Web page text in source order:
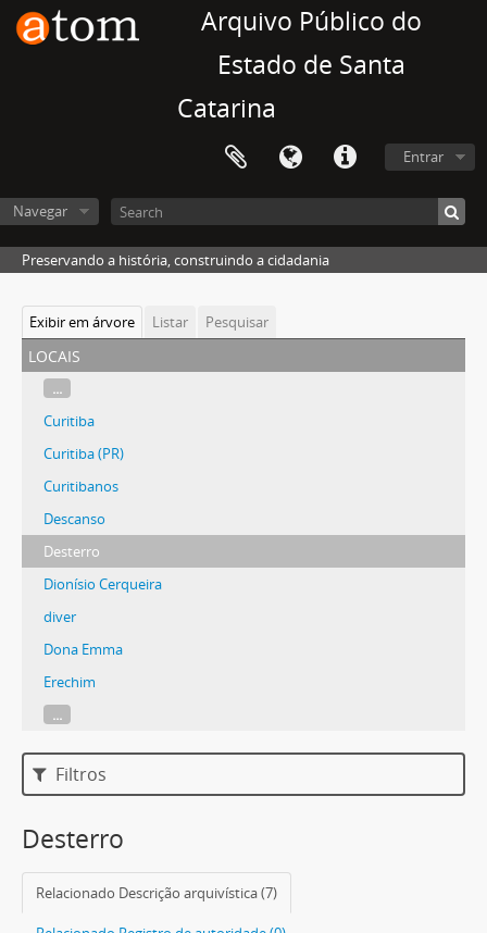
Arquivo Público do
Estado de Santa
Catarina
Entrar
Navegar
Preservando a história, construindo a cidadania
Exibir em árvore Listar Pesquisar
locais
...
Curitiba
Curitiba (PR)
Curitibanos
Descanso
Desterro
Dionísio Cerqueira
diver
Dona Emma
Erechim
...
Filtros
Desterro
Relacionado Descrição arquivística (7)